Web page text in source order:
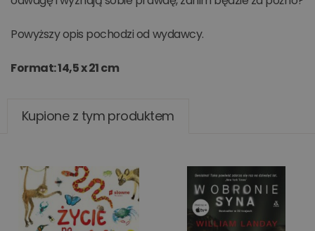
Powyższy opis pochodzi od wydawcy.
Format: 14,5 x 21 cm
Kupione z tym produktem